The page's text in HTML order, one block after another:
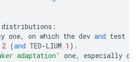
distributions :
one, on which the dev and test
2 (and TED-LIUM 1 ).
adaptation' one,
especially